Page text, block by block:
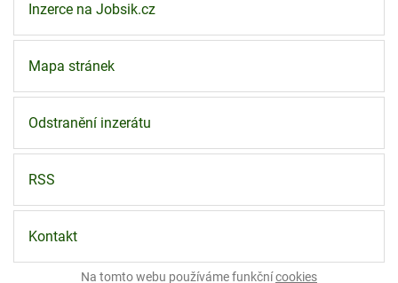
Inzerce na Jobsik.cz
Mapa stránek
Odstranění inzerátu
RSS
Kontakt
Na tomto webu používáme funkčnícookies